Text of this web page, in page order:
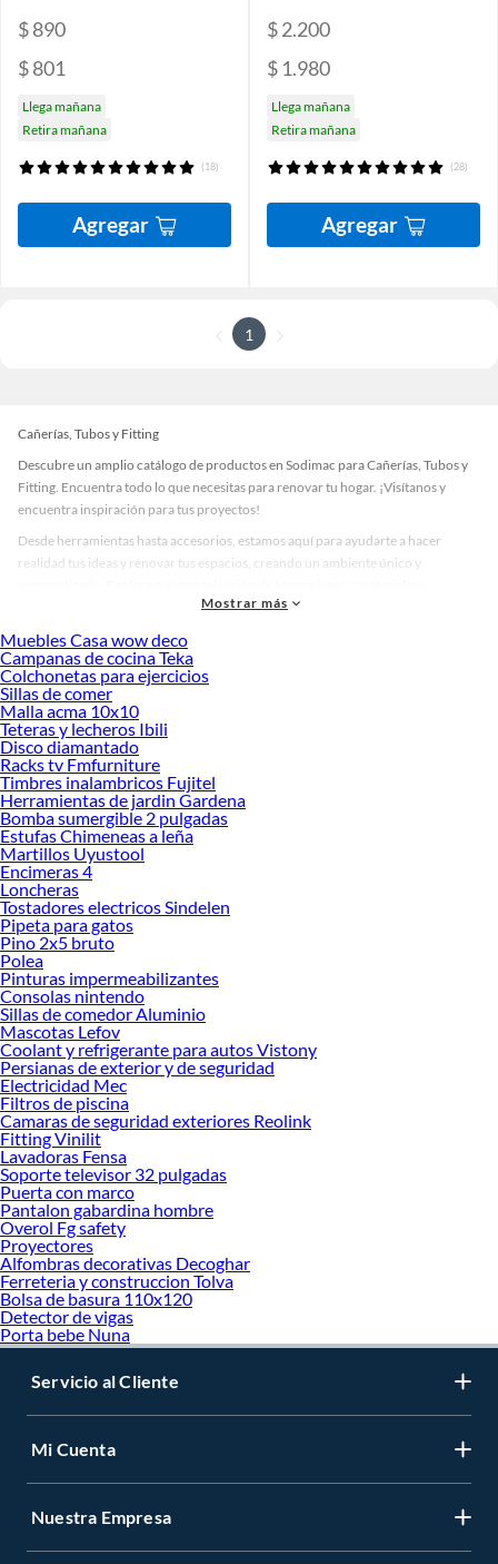
$ 890
$ 801
Llega mañana
Retira mañana
(18)
Agregar
$ 2.200
$ 1.980
Llega mañana
Retira mañana
(28)
Agregar
1
Cañerías, Tubos y Fitting
Descubre un amplio catálogo de productos en Sodimac para Cañerías, Tubos y
Fitting. Encuentra todo lo que necesitas para renovar tu hogar. ¡Visítanos y
encuentra inspiración para tus proyectos!
Desde herramientas hasta accesorios, estamos aquí para ayudarte a hacer
realidad tus ideas y renovar tus espacios, creando un ambiente único y
accesorios de calidad que te ayudarán a crear un espacio más tú.
Desde remodelaciones hasta proyectos de decoración, estamos aquí para hacer
tus ideas realidad. ¡Visítanos y encuentra todo lo que tenemos para ofrecerte en
Cañerías, Tubos y Fitting!
Explora la variedad de productos de Cañerías, Tubos y Fitting en
Sodimac
Herramientas, materiales y accesorios de calidad para tus proyectos y
renovación de espacios. ¡Visítanos y descubre todo lo que tenemos para
ofrecerte!
Encuentra una amplia variedad de productos de Cañerías, Tubos y Fitting en
Sodimac. Encuentra todo lo necesario para tus proyectos de renovación y
decoración. ¡Visítanos y haz tus ideas realidad!
Mostrar más
Muebles Casa wow deco
Campanas de cocina Teka
Colchonetas para ejercicios
Sillas de comer
Malla acma 10x10
Teteras y lecheros Ibili
Disco diamantado
Racks tv Fmfurniture
Timbres inalambricos Fujitel
Herramientas de jardin Gardena
Bomba sumergible 2 pulgadas
Estufas Chimeneas a leña
Martillos Uyustool
Encimeras 4
Loncheras
Tostadores electricos Sindelen
Pipeta para gatos
Pino 2x5 bruto
Polea
Pinturas impermeabilizantes
Consolas nintendo
Sillas de comedor Aluminio
Mascotas Lefov
Coolant y refrigerante para autos Vistony
Persianas de exterior y de seguridad
Electricidad Mec
Filtros de piscina
Camaras de seguridad exteriores Reolink
Fitting Vinilit
Lavadoras Fensa
Soporte televisor 32 pulgadas
Puerta con marco
Pantalon gabardina hombre
Overol Fg safety
Proyectores
Alfombras decorativas Decoghar
Ferreteria y construccion Tolva
Bolsa de basura 110x120
Detector de vigas
Porta bebe Nuna
Servicio al Cliente
Mi Cuenta
Nuestra Empresa